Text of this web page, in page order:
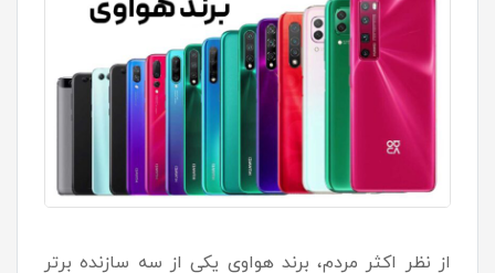
از نظر اکثر مردم، برند هواوی یکی از سه سازنده برتر